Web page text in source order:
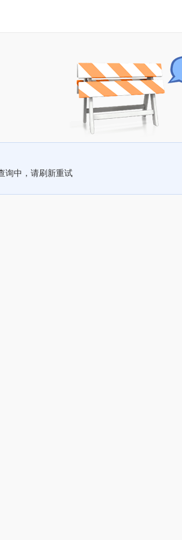
询中，请刷新重试